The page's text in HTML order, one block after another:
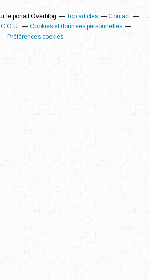
le portail Overblog Top articles
Contact
C.G.U.
Cookies et données personnelles
Préférences cookies